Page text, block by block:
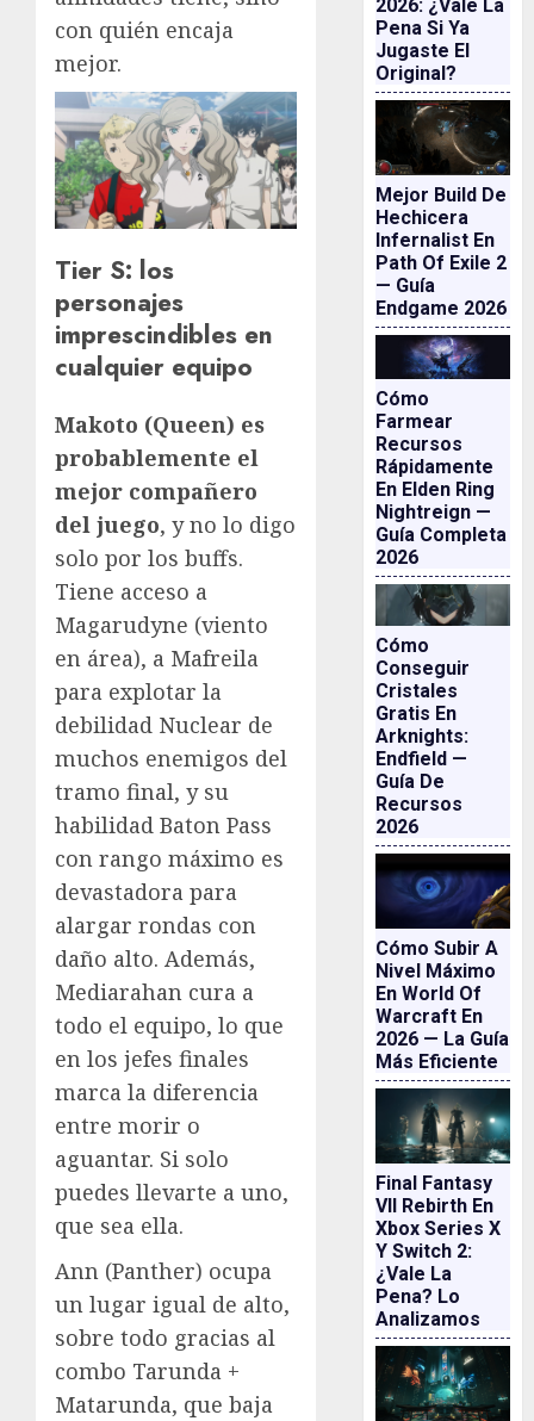
con quién encaja
mejor.
Tier S: los
personajes
imprescindibles en
cualquier equipo
Makoto (Queen) es
probablemente el
mejor compañero
del juego, y no lo digo
solo por los buffs.
Tiene acceso a
Magarudyne (viento
en área), a Mafreila
para explotar la
debilidad Nuclear de
muchos enemigos del
tramo final, y su
habilidad Baton Pass
con rango máximo es
devastadora para
alargar rondas con
daño alto. Además,
Mediarahan cura a
todo el equipo, lo que
en los jefes finales
marca la diferencia
entre morir o
aguantar. Si solo
puedes llevarte a uno,
que sea ella.
Ann (Panther) ocupa
un lugar igual de alto,
sobre todo gracias al
combo Tarunda +
Matarunda, que baja
2026: ¿vale La
Pena Si Ya
Jugaste El
Original?
Mejor Build De
Hechicera
Infernalist En
Path Of Exile 2
— Guía
Endgame 2026
Cómo
Farmear
Recursos
Rápidamente
En Elden Ring
Nightreign —
Guía Completa
2026
Cómo
Conseguir
Cristales
Gratis En
Arknights:
Endfield —
Guía De
Recursos
2026
Cómo Subir A
Nivel Máximo
En World Of
Warcraft En
2026 — La Guía
Más Eficiente
Final Fantasy
VII Rebirth En
Xbox Series X
Y Switch 2:
¿vale La
Pena? Lo
Analizamos